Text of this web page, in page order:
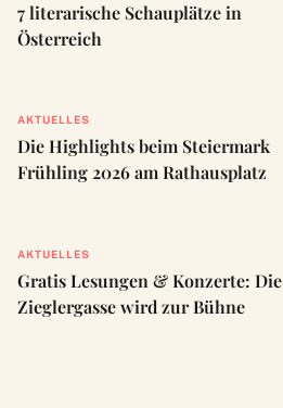
7 literarische Schauplätze in
Österreich
AKTUELLES
Die Highlights beim Steiermark
Frühling 2026 am Rathausplatz
AKTUELLES
Gratis Lesungen & Konzerte: Die
Zieglergasse wird zur Bühne